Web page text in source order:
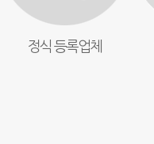
정식 등록업체